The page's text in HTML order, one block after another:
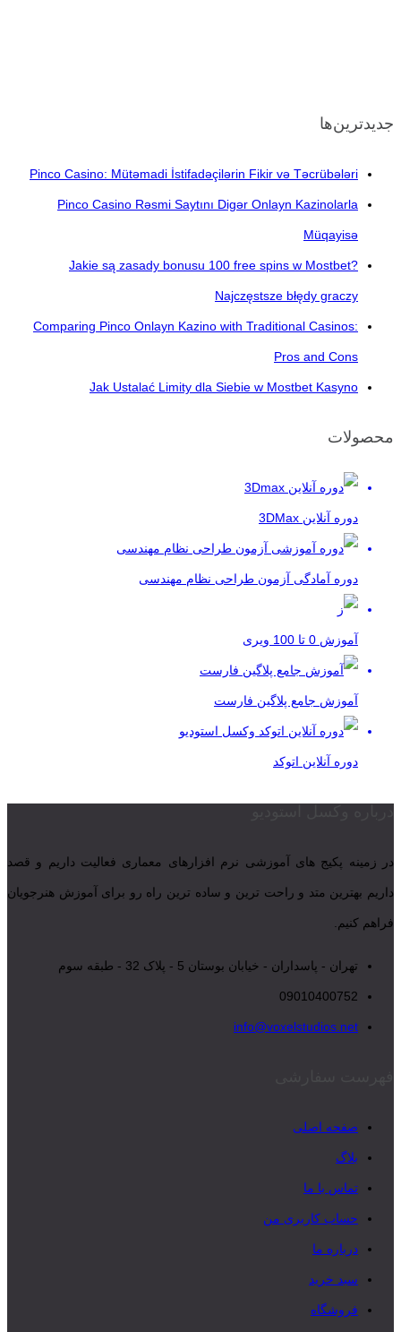
جدیدترین‌ها
Pinco Casino: Mütəmadi İstifadəçilərin Fikir və Təcrübələri
Pinco Casino Rəsmi Saytını Digər Onlayn Kazinolarla
Müqayisə
Jakie są zasady bonusu 100 free spins w Mostbet?
Najczęstsze błędy graczy
Comparing Pinco Onlayn Kazino with Traditional Casinos:
Pros and Cons
Jak Ustalać Limity dla Siebie w Mostbet Kasyno
محصولات
دوره آنلاین 3DMax
دوره آمادگی آزمون طراحی نظام مهندسی
آموزش 0 تا 100 ویری
آموزش جامع پلاگین فارست
دوره آنلاین اتوکد
در زمینه پکیج های آموزشی نرم افزارهای معماری فعالیت داریم و قصد
داریم بهترین متد و راحت ترین و ساده ترین راه رو برای آموزش هنرجویان
فراهم کنیم.
تهران - پاسداران - خیابان بوستان 5 - پلاک 32 - طبقه سوم
09010400752
info@voxelstudios.net
صفحه اصلی
بلاگ
تماس با ما
حساب کاربری من
درباره ما
سبد خرید
فروشگاه